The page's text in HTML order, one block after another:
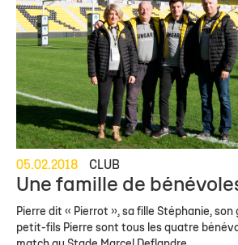
05.02.2018 CLUB
Une famille de
Pierre dit « Pierrot », sa fille Stéphanie,
petit-fils Pierre sont tous les quatre